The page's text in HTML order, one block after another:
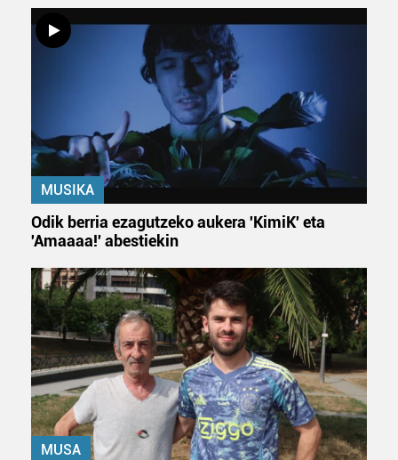
produktuak garatzeko. Zure datuak nork eta zertarako
erabiltzen dituen hauta dezakezu.
Bazkide batzuek ez dizute baimenik eskatzen, eta beren
interes komertzial legitimoetan babesten dira. Ikusi gure
bazkideen zerrenda, beren ustez zein helburutarako
duten interes legitimoa eta horren aurka nola egin
dezakezun ikusteko.
Lortu zure datu pertsonalak prozesatzeko moduari
buruzko informazio gehiago eta ezarri zure lehentasunak
zure baimena Cookieen adierazpenean.
Webgune honek cookie propioak eta hirugarrenen cookie-
fitxategiak erabiltzen ditu. Zure esperientzia eta
zerbitzuak hobetzeko asmoz, cookie teknologiaz
baliatzen gara. Ohar hau onartuz gero, teknologia hori
erabiltzeko baimen esplizitua ematen diguzu.Gehiago
irakurri
MUSIKA
Odik berria ezagutzeko aukera 'KimiK' eta
'Amaaaa!' abestiekin
MUSA